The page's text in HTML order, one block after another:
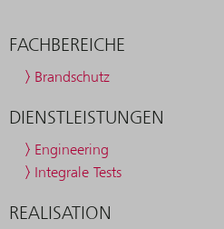
FACHBEREICHE
Brandschutz
DIENSTLEISTUNGEN
Engineering
Integrale Tests
REALISATION